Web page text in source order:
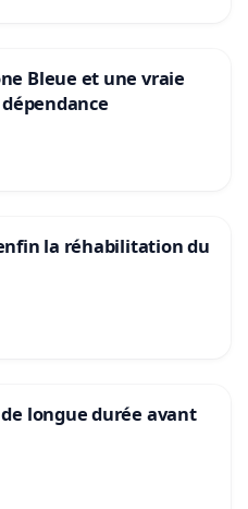
Bleue et une vraie
la réhabilitation du
longue durée avant